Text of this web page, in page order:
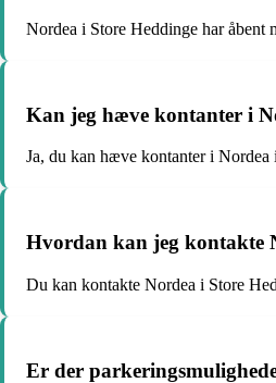
Nordea i Store Heddinge har
Kan jeg hæve kontanter i
Ja, du kan hæve kontanter i
Hvordan kan jeg kontakte
Du kan kontakte Nordea i Store
Er der